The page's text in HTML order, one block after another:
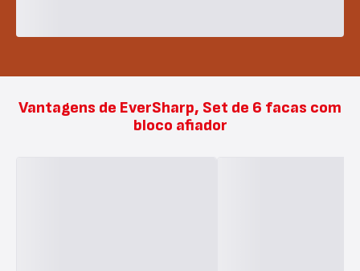
Vantagens de EverSharp, Set de 6 facas com
bloco afiador